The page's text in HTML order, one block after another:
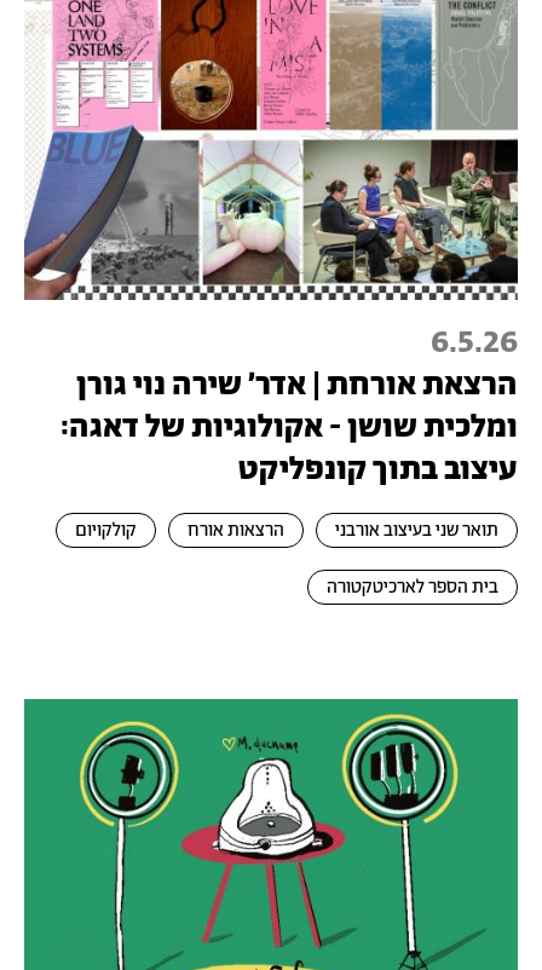
6.5.26
הרצאת אורחת | אדר׳ שירה נוי גורן
ומלכית שושן - אקולוגיות של דאגה:
עיצוב בתוך קונפליקט
תואר שני בעיצוב אורבני הרצאות אורח קולקויום
בית הספר לארכיטקטורה